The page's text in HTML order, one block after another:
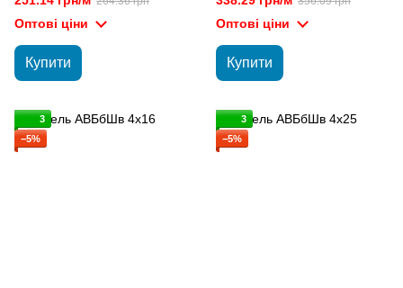
Оптові ціни
Купити
Оптові ціни
Купити
3
−5%
3
−5%